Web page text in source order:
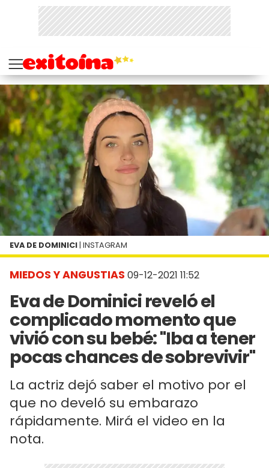
MIEDOS Y ANGUSTIAS 09-12-2021 11:52
Eva de Dominici reveló el
complicado momento que
vivió con su bebé: "Iba a tener
pocas chances de sobrevivir"
La actriz dejó saber el motivo por el
que no develó su embarazo
rápidamente. Mirá el video en la
nota.
EVA DE DOMINICI | INSTAGRAM